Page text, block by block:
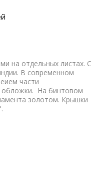
на отдельных листах. С
В современном
части
обложки. На бинтовом
золотом. Крышки